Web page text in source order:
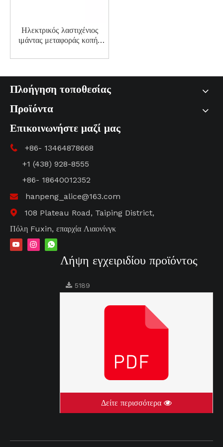
Ηλεκτρικός λαστιχένιος
ιμάντας μεταφοράς κοπής
καθαριστικό ιμάντα
Πλοήγηση τοποθεσίας
Προϊόντα
Επικοινωνήστε μαζί μας

+86- 13464878668
+1 (438) 928-8555
+86- 18640012352
 hanpeng_alice@163.com

108 Plateau Road, Taiping District,
Πόλη Fuxin, επαρχία Λιαονίνγκ
Λήψη εγχειριδίου προϊόντος
5189
Δείτε περισσότερα